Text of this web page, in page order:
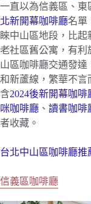
一直以為信義區、東
北新開幕咖啡廳名單
睞中山區地段，比起
老社區舊公寓，有利
山區咖啡廳交通發
和新蘆線，繁華不言
含2024後新開幕咖啡
咪咖啡廳 、 讀書咖啡
者收藏。
台北中山區咖啡廳推
信義區咖啡廳